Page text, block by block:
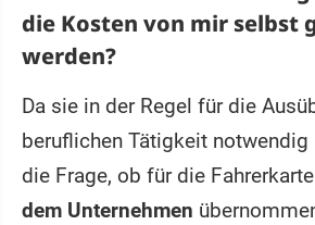
die Kosten von mir selbst
werden?
Da sie in der Regel für die
beruflichen Tätigkeit
die Frage, ob für die
dem Unternehmen